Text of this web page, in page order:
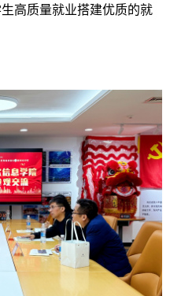
高质量就业搭建优质的就